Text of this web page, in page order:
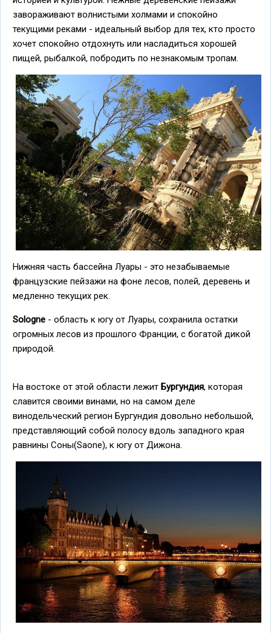
завораживают волнистыми холмами и спокойно
текущими реками - идеальный выбор для тех, кто просто
хочет спокойно отдохнуть или насладиться хорошей
пищей, рыбалкой, побродить по незнакомым тропам.
Нижняя часть бассейна Луары - это незабываемые
французские пейзажи на фоне лесов, полей, деревень и
медленно текущих рек.
Sologne - область к югу от Луары, сохранила остатки
огромных лесов из прошлого Франции, с богатой дикой
природой.
На востоке от этой области лежит Бургундия, которая
славится своими винами, но на самом деле
винодельческий регион Бургундия довольно небольшой,
представляющий собой полосу вдоль западного края
равнины Cоны(Saone), к югу от Дижона.